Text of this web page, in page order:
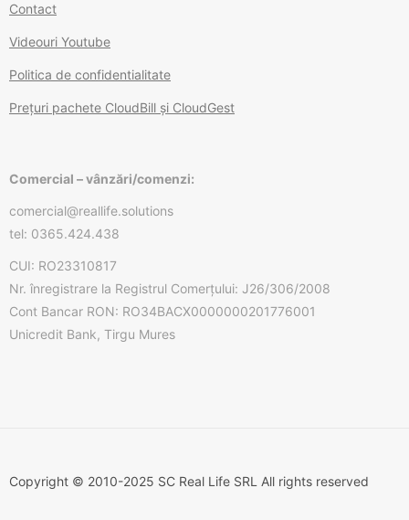
Contact
Videouri Youtube
Politica de confidentialitate
Prețuri pachete CloudBill și CloudGest
Comercial – vânzări/comenzi:
comercial@reallife.solutions
tel: 0365.424.438
CUI: RO23310817
Nr. înregistrare la Registrul Comerțului: J26/306/2008
Cont Bancar RON: RO34BACX0000000201776001
Unicredit Bank, Tirgu Mures
Copyright © 2010-2025 SC Real Life SRL All rights reserved